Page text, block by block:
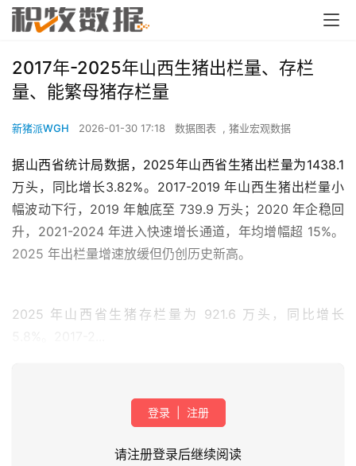
2017年-2025年山西生猪出栏量、存栏
量、能繁母猪存栏量
新猪派WGH 2026-01-30 17:18 数据图表 , 猪业宏观数据
据山西省统计局数据，2025年山西省生猪出栏量为1438.1
万头，同比增长3.82%。2017-2019 年山西生猪出栏量小
幅波动下行，2019 年触底至 739.9 万头；2020 年企稳回
升，2021-2024 年进入快速增长通道，年均增幅超 15%。
2025 年出栏量增速放缓但仍创历史新高。
2025 年山西省生猪存栏量为 921.6 万头，同比增长
登录 注册
请注册登录后继续阅读